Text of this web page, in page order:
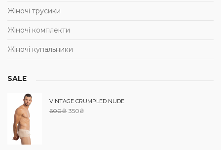
Жіночі трусики
Жіночі комплекти
Жіночі купальники
SALE
VINTAGE CRUMPLED NUDE
600₴ 350₴